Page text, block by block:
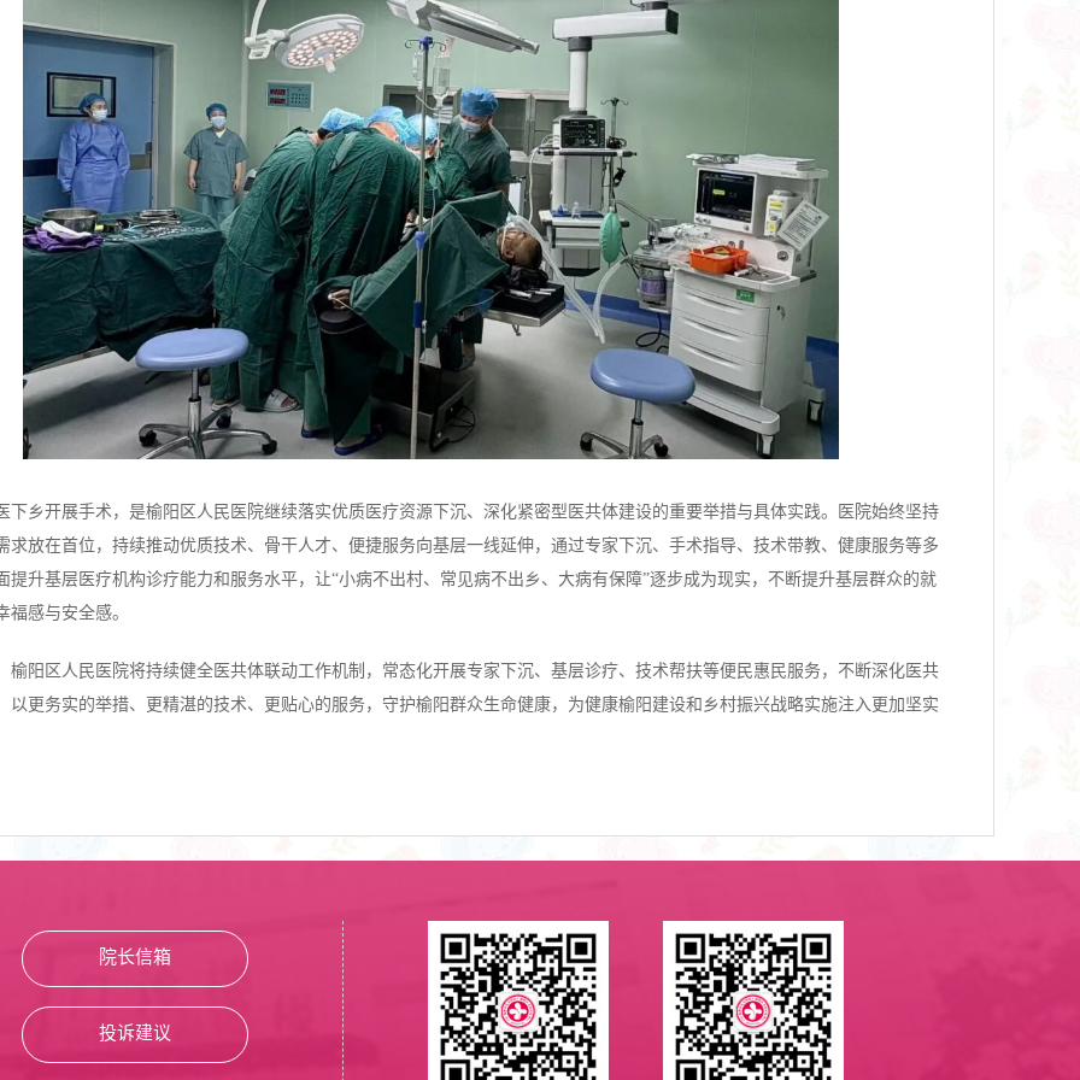
下乡开展手术，是榆阳区人民医院继续落实优质医疗资源下沉、深化紧密型医共体建设的重要举措与具体实践。医院始终坚持
求放在首位，持续推动优质技术、骨干人才、便捷服务向基层一线延伸，通过专家下沉、手术指导、技术带教、健康服务等多
提升基层医疗机构诊疗能力和服务水平，让“小病不出村、常见病不出乡、大病有保障”逐步成为现实，不断提升基层群众的就
福感与安全感。
榆阳区人民医院将持续健全医共体联动工作机制，常态化开展专家下沉、基层诊疗、技术帮扶等便民惠民服务，不断深化医共
以更务实的举措、更精湛的技术、更贴心的服务，守护榆阳群众生命健康，为健康榆阳建设和乡村振兴战略实施注入更加坚实
院长信箱
投诉建议